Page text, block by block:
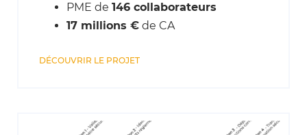
PME de 146 collaborateurs
17 millions € de CA
DÉCOUVRIR LE PROJET